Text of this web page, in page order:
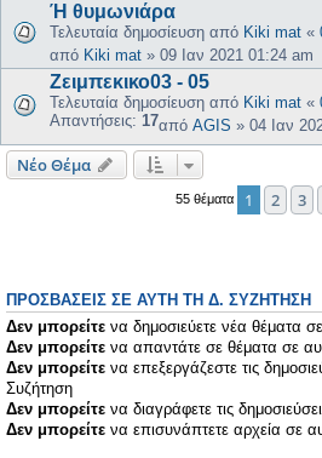
Ή θυμωνιάρα
Τελευταία δημοσίευση από Kiki mat «
από Kiki mat » 09 Ιαν 2021 01:24 am
Ζειμπεκικο03 - 05
Τελευταία δημοσίευση από Kiki mat «
Απαντήσεις: 17από AGIS » 04 Ιαν
Νέο Θέμα
55 θέματα 1 2 3
ΠΡΟΣΒΆΣΕΙΣ ΣΕ ΑΥΤΉ ΤΗ Δ. ΣΥΖΉΤΗΣΗ
Δεν μπορείτε να δημοσιεύετε νέα θέματα
Δεν μπορείτε να απαντάτε σε θέματα σε
Δεν μπορείτε να επεξεργάζεστε τις
Συζήτηση
Δεν μπορείτε να διαγράφετε τις
Δεν μπορείτε να επισυνάπτετε αρχεία σε